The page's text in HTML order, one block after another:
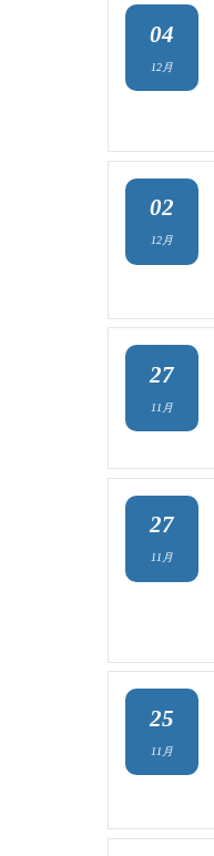
04
12月
02
12月
27
11月
27
11月
25
11月